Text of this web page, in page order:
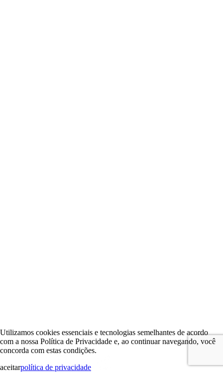
Utilizamos cookies essenciais e tecnologias semelhantes de acordo
com a nossa Política de Privacidade e, ao continuar navegando, você
concorda com estas condições.
aceitarpolítica de privacidade